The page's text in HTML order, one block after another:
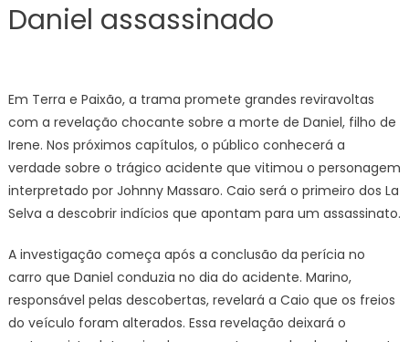
Daniel assassinado
Em Terra e Paixão, a trama promete grandes reviravoltas
com a revelação chocante sobre a morte de Daniel, filho de
Irene. Nos próximos capítulos, o público conhecerá a
verdade sobre o trágico acidente que vitimou o personagem
interpretado por Johnny Massaro. Caio será o primeiro dos La
Selva a descobrir indícios que apontam para um assassinato.
A investigação começa após a conclusão da perícia no
carro que Daniel conduzia no dia do acidente. Marino,
responsável pelas descobertas, revelará a Caio que os freios
do veículo foram alterados. Essa revelação deixará o